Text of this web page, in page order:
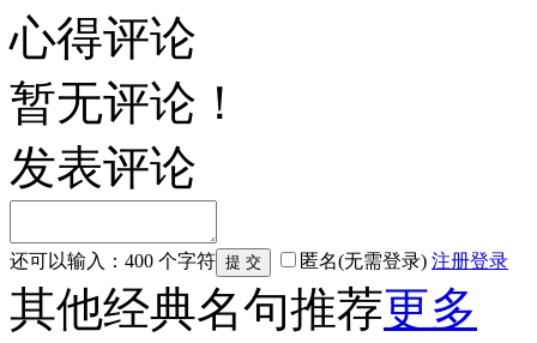
心得评论
暂无评论！
发表评论
还可以输入： 400 个字符 匿名(无需登录) 注册登录
其他经典名句推荐更多